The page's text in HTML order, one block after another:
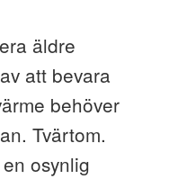
äldre
att bevara
behöver
Tvärtom.
osynlig